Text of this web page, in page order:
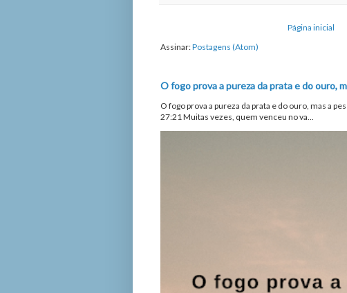
Página inicial
Assinar:Postagens (Atom)
O fogo prova a pureza da prata e do ouro,
O fogo prova a pureza da prata e do ouro, mas a
27:21 Muitas vezes, quem venceu no va...